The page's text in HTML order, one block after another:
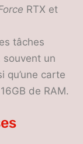
RTX et
tâches
souvent un
qu’une carte
de RAM.